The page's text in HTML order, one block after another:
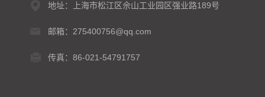
地址：上海市松江区佘山工业园区强业路189号
邮箱：275400756@qq.com
传真：86-021-54791757